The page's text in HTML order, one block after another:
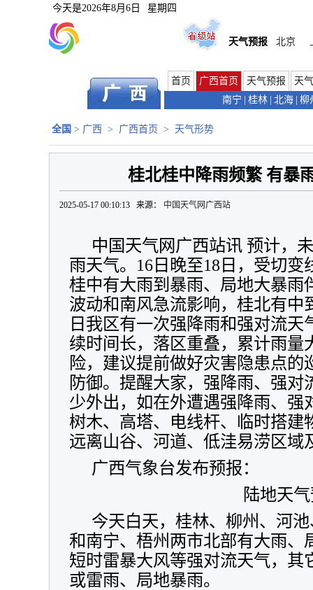
今天是2026年8月6日 星期四
天气预报 北京
首页 广西首页 天气预报
天
南宁
桂林 北海 柳
全国 > 广西 > 广西首页 > 天气形势
桂北桂中降雨频繁 有暴
2025-05-17 00:10:13 来源： 中国天气网广西站
中国天气网广西站讯 预计，
雨天气。16日晚至18日，受切
桂中有大雨到暴雨、局地大暴雨
波动和南风急流影响，桂北有中
日我区有一次强降雨和强对流
续时间长，落区重叠，累计雨量
险，建议提前做好灾害隐患点的
防御。提醒大家，强降雨、强对
少外出，如在外遭遇强降雨、强
树木、高塔、电线杆、临时搭建
远离山谷、河道、低洼易涝区域
广西气象台发布预报：
陆地天
今天白天，桂林、柳州、河
和南宁、梧州两市北部有大雨、
短时雷暴大风等强对流天气，其
或雷雨、局地暴雨。